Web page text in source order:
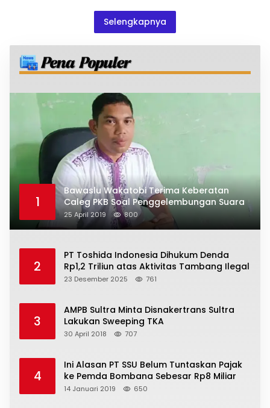
Selengkapnya
1
Bawaslu Wakatobi Terima Keberatan
Caleg PKB Soal Penggelembungan Suara
25 April 2019 800
2
PT Toshida Indonesia Dihukum Denda
Rp1,2 Triliun atas Aktivitas Tambang Ilegal
23 Desember 2025 761
3
AMPB Sultra Minta Disnakertrans Sultra
Lakukan Sweeping TKA
30 April 2018 707
4
Ini Alasan PT SSU Belum Tuntaskan Pajak
ke Pemda Bombana Sebesar Rp8 Miliar
14 Januari 2019 650